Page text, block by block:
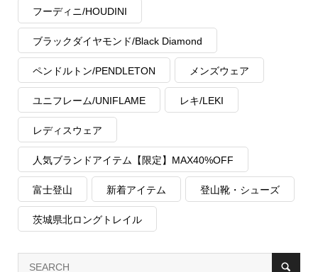
フーディニ/HOUDINI
ブラックダイヤモンド/Black Diamond
ペンドルトン/PENDLETON メンズウェア
ユニフレーム/UNIFLAME レキ/LEKI
レディスウェア
人気ブランドアイテム【限定】MAX40%OFF
富士登山 新着アイテム 登山靴・シューズ
茨城県北ロングトレイル